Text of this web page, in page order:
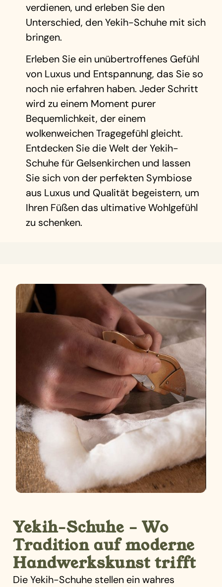
verdienen, und erleben Sie den
Unterschied, den Yekih-Schuhe mit sich
bringen.
Erleben Sie ein unübertroffenes Gefühl
von Luxus und Entspannung, das Sie so
noch nie erfahren haben. Jeder Schritt
wird zu einem Moment purer
Bequemlichkeit, der einem
wolkenweichen Tragegefühl gleicht.
Entdecken Sie die Welt der Yekih-
Schuhe für Gelsenkirchen und lassen
Sie sich von der perfekten Symbiose
aus Luxus und Qualität begeistern, um
Ihren Füßen das ultimative Wohlgefühl
zu schenken.
Yekih-Schuhe – Wo
Tradition auf moderne
Handwerkskunst trifft
Die Yekih-Schuhe stellen ein wahres